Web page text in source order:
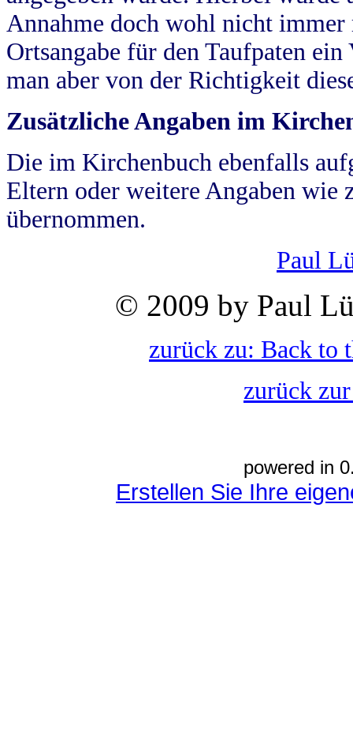
Annahme doch wohl nicht
Ortsangabe für den Taufpaten
man aber von der Richtigkeit
Zusätzliche Angaben im
Die im Kirchenbuch ebenfalls
Eltern oder weitere Angaben wie
übernommen.
Paul
© 2009 by Paul
zurück zu: Back to
zurück
powered in
Erstellen Sie Ihre